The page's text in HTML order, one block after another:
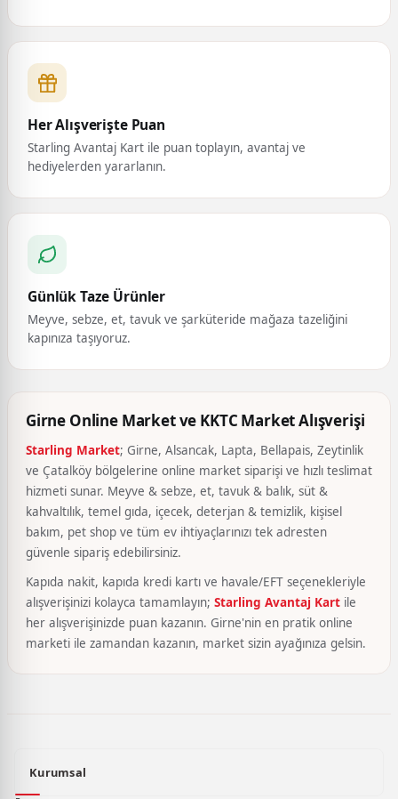
Her Alışverişte Puan
Starling Avantaj Kart ile puan toplayın, avantaj ve
hediyelerden yararlanın.
Günlük Taze Ürünler
Meyve, sebze, et, tavuk ve şarküteride mağaza tazeliğini
kapınıza taşıyoruz.
Girne Online Market ve KKTC Market Alışverişi
Starling Market; Girne, Alsancak, Lapta, Bellapais, Zeytinlik
ve Çatalköy bölgelerine online market siparişi ve hızlı teslimat
hizmeti sunar. Meyve & sebze, et, tavuk & balık, süt &
kahvaltılık, temel gıda, içecek, deterjan & temizlik, kişisel
bakım, pet shop ve tüm ev ihtiyaçlarınızı tek adresten
güvenle sipariş edebilirsiniz.
Kapıda nakit, kapıda kredi kartı ve havale/EFT seçenekleriyle
alışverişinizi kolayca tamamlayın; Starling Avantaj Kart ile
her alışverişinizde puan kazanın. Girne'nin en pratik online
marketi ile zamandan kazanın, market sizin ayağınıza gelsin.
Kurumsal